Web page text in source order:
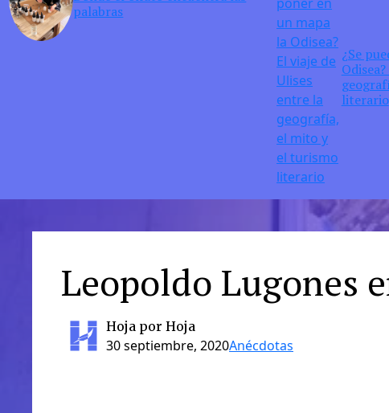
palabras
¿Se
literario
Leopoldo Lugones
Hoja por Hoja
30 septiembre, 2020Anécdotas